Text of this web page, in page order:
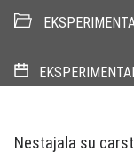
Nestajala su